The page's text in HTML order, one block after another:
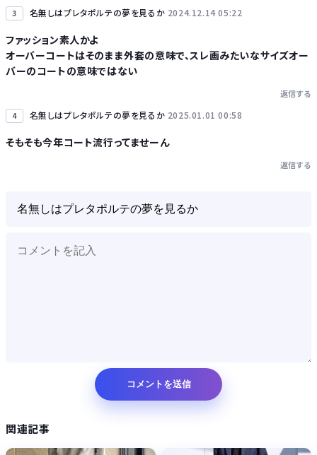
3 名無しはプレタポルテの夢を見るか 2024.12.14 05:22
ファッション素人かよ
オーバーコートはそのまま外套の意味で、スレ画みたいなサイズオー
バーのコートの意味ではない
返信する
4 名無しはプレタポルテの夢を見るか 2025.01.01 00:58
そもそも今年コート流行ってませーん
返信する
関連記事